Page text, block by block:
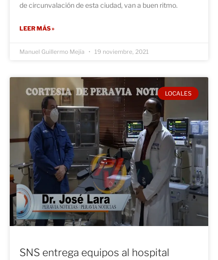
de circunvalación de esta ciudad, van a buen ritmo.
LEER MÁS »
Manuel Guillermo Mejía 19 noviembre, 2021
LOCALES
SNS entrega equipos al hospital